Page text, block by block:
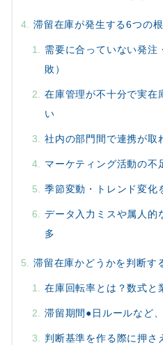
滞留在庫が発生する6つの
需要に合っていない発注
敗）
在庫管理が不十分で実在
い
社内の部門間で連携が取
マーケティング活動の不
季節変動・トレンド変化
データ入力ミスや属人的
多
滞留在庫かどうかを判断す
在庫回転率とは？数式と
滞留期間●日ルールなど
判断基準を作る際に押さ